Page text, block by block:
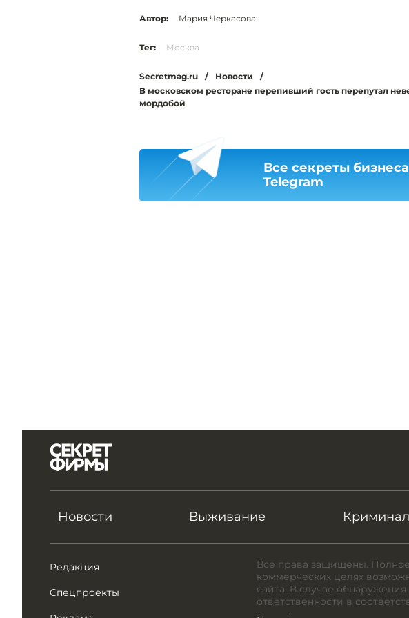
Автор: Мария Черкасова
Тег: Москва
Secretmag.ru / Новости
/
В московском ресторане перепивший гость перепутал
мордобой
Все секреты
Telegram
Новости Выживание Криминал
Редакция
Спецпроекты
Все права защищены.
коммерческих целях
сайта. В случае
ответственности в